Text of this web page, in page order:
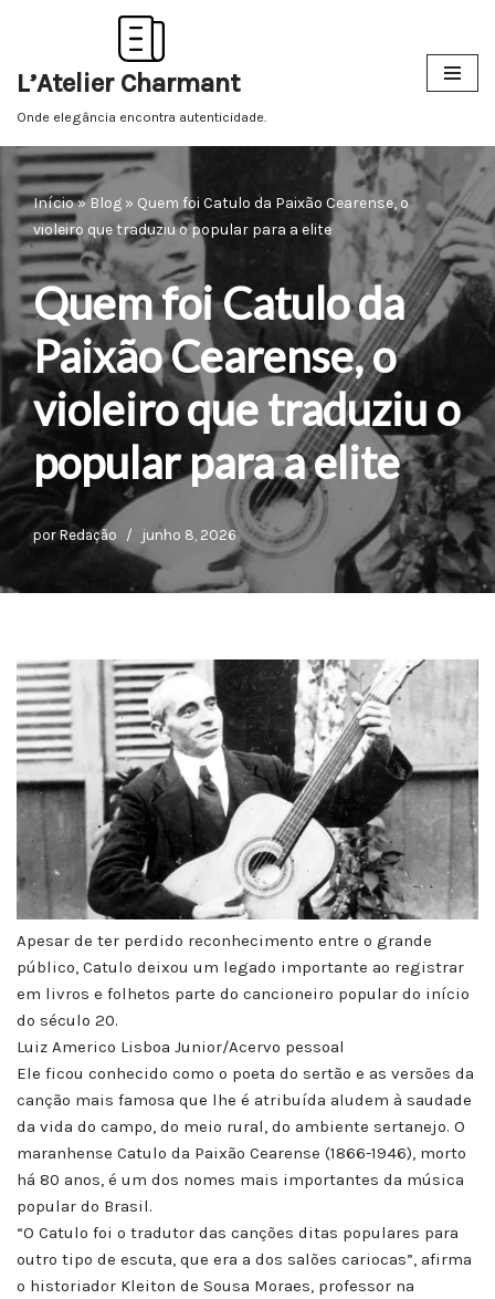
para
o
L’Atelier Charmant
Onde elegância encontra autenticidade.
Início»Blog » Quem foi Catulo da Paixão Cearense, o
violeiro que traduziu o popular para a elite
Quem foi Catulo da
Paixão Cearense, o
violeiro que traduziu o
popular para a elite
por Redação junho 8, 2026
Apesar de ter perdido reconhecimento entre o grande
público, Catulo deixou um legado importante ao registrar
em livros e folhetos parte do cancioneiro popular do início
do século 20.
Luiz Americo Lisboa Junior/Acervo pessoal
Ele ficou conhecido como o poeta do sertão e as versões da
canção mais famosa que lhe é atribuída aludem à saudade
da vida do campo, do meio rural, do ambiente sertanejo. O
maranhense Catulo da Paixão Cearense (1866-1946), morto
há 80 anos, é um dos nomes mais importantes da música
popular do Brasil.
“O Catulo foi o tradutor das canções ditas populares para
outro tipo de escuta, que era a dos salões cariocas”, afirma
o historiador Kleiton de Sousa Moraes, professor na